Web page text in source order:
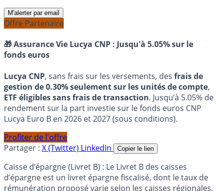
M'alerter par email
Offre Partenaire
🎁 Assurance Vie Lucya CNP : Jusqu'à 5.05% sur le
fonds euros
Lucya CNP, sans frais sur les versements, des frais de
gestion de 0.30% seulement sur les unités de compte,
ETF éligibles sans frais de transaction. Jusqu’à 5.05% de
rendement sur la part investie sur le fonds euros CNP
Lucya Euro B en 2026 et 2027 (sous conditions).
Profiter de l'offre
Partager : X (Twitter) LinkedIn Copier le lien
Caisse d’épargne (Livret B) : Le Livret B des caisses
d’épargne est un livret épargne fiscalisé, dont le taux de
rémunération proposé varie selon les caisses régionales.